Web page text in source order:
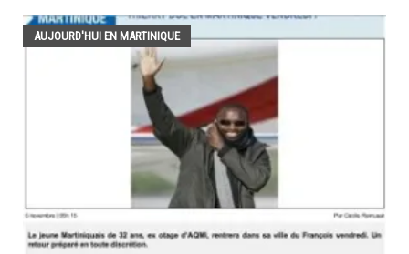
AUJOURD'HUI EN MARTINIQUE